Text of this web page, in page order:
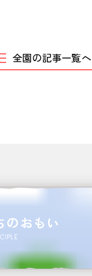
全園の記事一覧へ
のおもい